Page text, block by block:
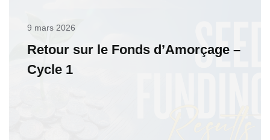
9 mars 2026
Retour sur le Fonds d’Amorçage –
Cycle 1